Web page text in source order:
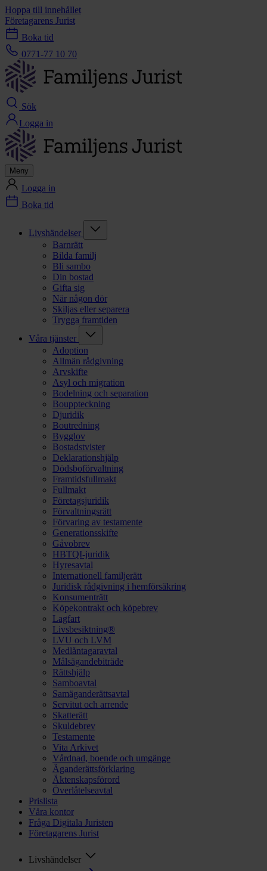
Hoppa till innehållet
Företagarens Jurist
Boka tid
0771-77 10 70
Sök
Logga in
Meny
Logga in
Boka tid
Livshändelser
Barnrätt
Bilda familj
Bli sambo
Din bostad
Gifta sig
När någon dör
Skiljas eller separera
Trygga framtiden
Våra tjänster
Adoption
Allmän rådgivning
Arvskifte
Asyl och migration
Bodelning och separation
Bouppteckning
Djuridik
Boutredning
Bygglov
Bostadstvister
Deklarationshjälp
Dödsboförvaltning
Framtidsfullmakt
Fullmakt
Företagsjuridik
Förvaltningsrätt
Förvaring av testamente
Generationsskifte
Gåvobrev
HBTQI-juridik
Hyresavtal
Internationell familjerätt
Juridisk rådgivning i hemförsäkring
Konsumenträtt
Köpekontrakt och köpebrev
Lagfart
Livsbesiktning®
LVU och LVM
Medlåntagaravtal
Målsägandebiträde
Rättshjälp
Samboavtal
Samäganderättsavtal
Servitut och arrende
Skatterätt
Skuldebrev
Testamente
Vita Arkivet
Vårdnad, boende och umgänge
Äganderättsförklaring
Äktenskapsförord
Överlåtelseavtal
Prislista
Våra kontor
Fråga Digitala Juristen
Företagarens Jurist
Livshändelser